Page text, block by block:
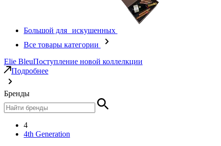
Большой для искушенных
Все товары категории
Elie BleuПоступление новой коллелкции
Подробнее
Бренды
4
4th Generation